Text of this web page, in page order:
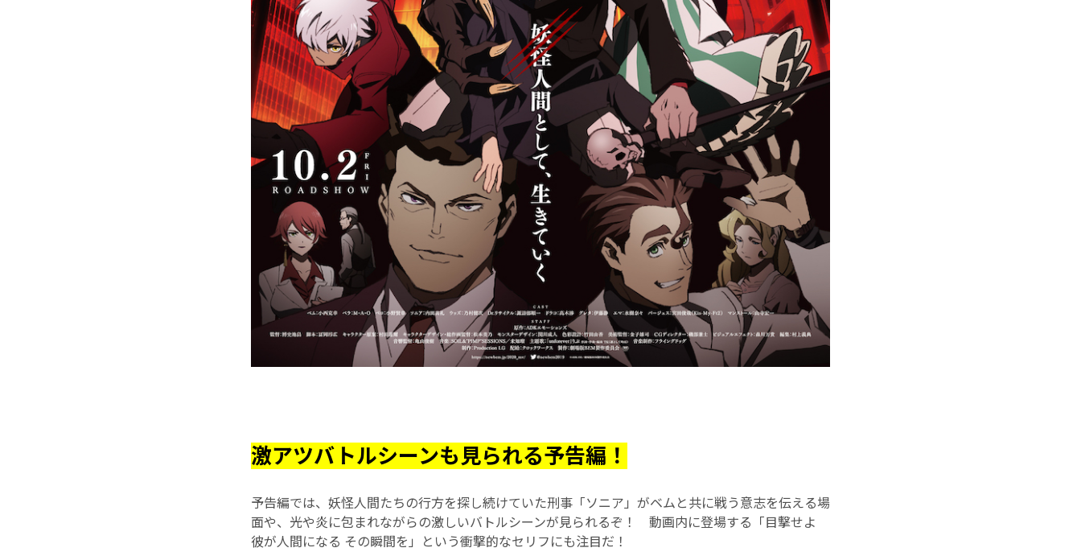
激アツバトルシーンも見られる予告編！
予告編では、妖怪人間たちの行方を探し続けていた刑事「ソニア」がベムと共に戦う意志を伝える場
面や、光や炎に包まれながらの激しいバトルシーンが見られるぞ！ 動画内に登場する「目撃せよ
彼が人間になる その瞬間を」という衝撃的なセリフにも注目だ！